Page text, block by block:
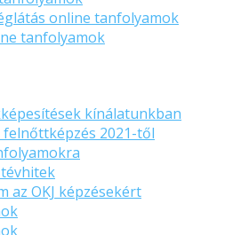
online tanfolyamok
tanfolyamok
kínálatunkban
felnőttképzés 2021-től
tévhitek
az OKJ képzésekért